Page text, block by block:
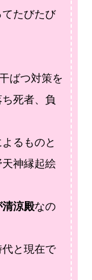
たびたび
ばつ対策を
死者、負
るものと
神縁起絵
清涼殿なの
代と現在で